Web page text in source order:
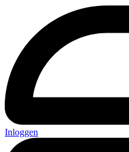
Inloggen